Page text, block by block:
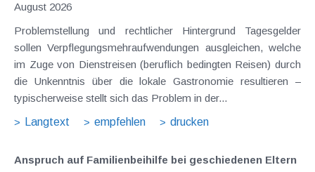
August 2026
Problemstellung und rechtlicher Hintergrund Tagesgelder
sollen Verpflegungsmehraufwendungen ausgleichen, welche
im Zuge von Dienstreisen (beruflich bedingten Reisen) durch
die Unkenntnis über die lokale Gastronomie resultieren –
typischerweise stellt sich das Problem in der...
Langtext
empfehlen drucken
Anspruch auf Familienbeihilfe bei geschiedenen Eltern